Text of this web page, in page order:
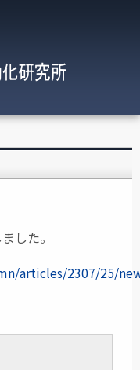
した。
articles/2307/25/